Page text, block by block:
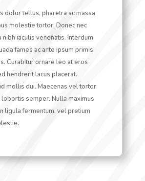
dolor tellus, pharetra ac massa
molestie tortor. Donec nec
nibh iaculis venenatis. Interdum
fames ac ante ipsum primis
Curabitur ornare leo at eros
hendrerit lacus placerat.
mollis dui. Maecenas vel tortor
semper. Nulla maximus
ligula fermentum, vel pretium